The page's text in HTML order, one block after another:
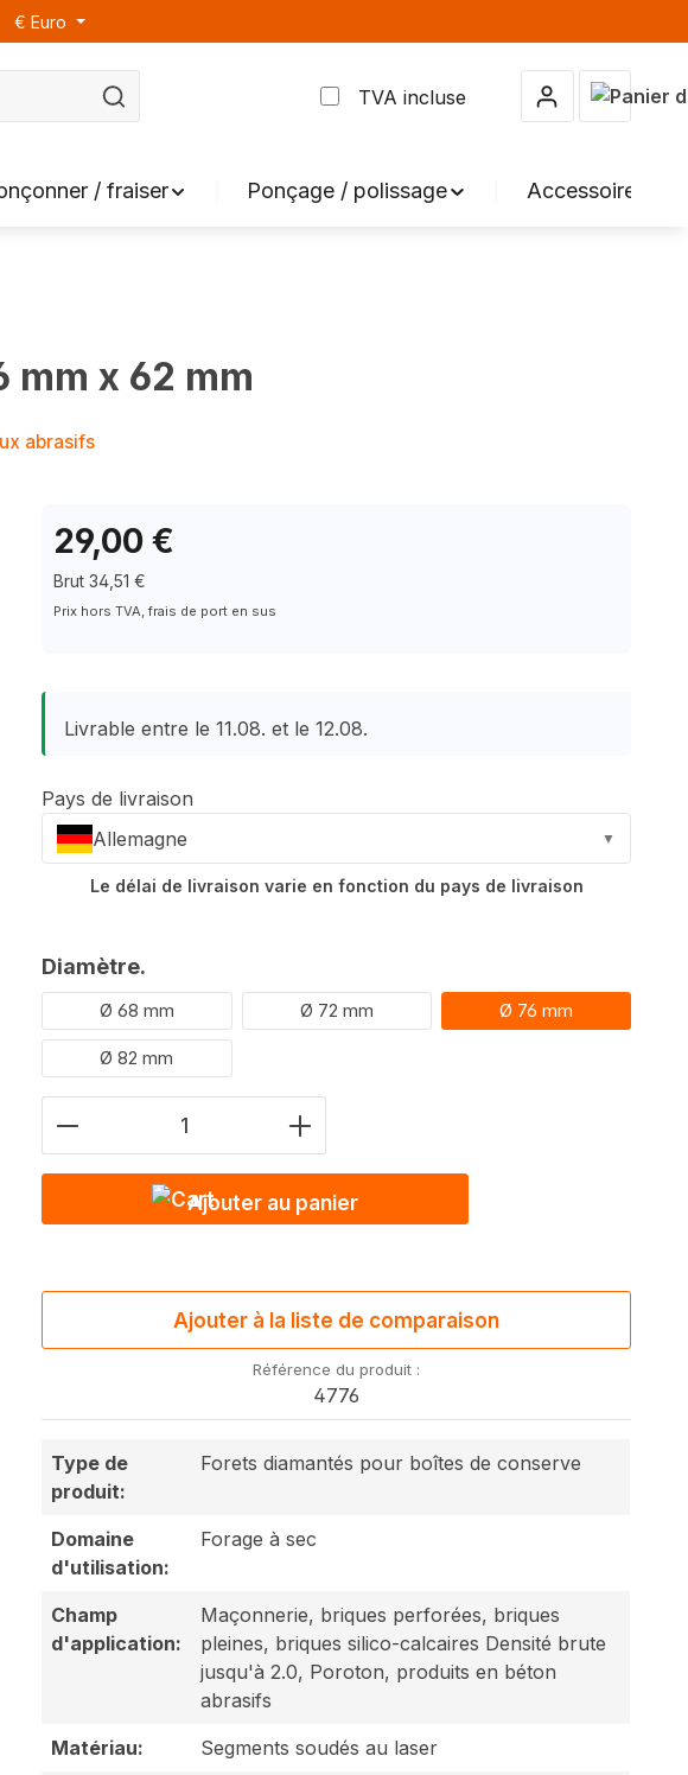
€ Euro
TVA incluse
Le
/ fraiser Ponçage / polissage Accessoires
mm x 62 mm
abrasifs
29,00 €
Brut 34,51 €
Prix hors TVA, frais de port en sus
Livrable entre le 11.08. et le 12.08.
Pays de livraison
Allemagne
▼
Le délai de livraison varie en fonction du pays de livraison
Sélectionner
Diamètre.
Ø 68 mm Ø 72 mm Ø 76 mm
Ø 82 mm
Nombre de produits : saisis la valeur
Ajouter au panier
Ajouter à la liste de comparaison
Référence du produit :
4776
Type de
produit:
Forets diamantés pour boîtes de conserve
Domaine
d'utilisation:
Forage à sec
Champ
d'application:
Maçonnerie, briques perforées, briques
pleines, briques silico-calcaires Densité brute
jusqu'à 2.0, Poroton, produits en béton
abrasifs
Matériau:
Segments soudés au laser